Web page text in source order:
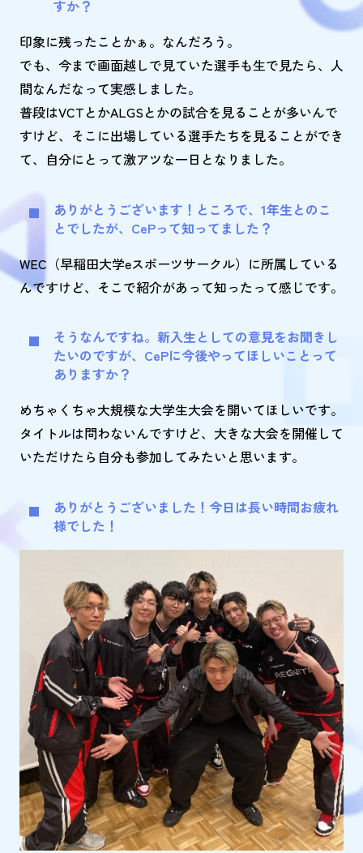
すか？
印象に残ったことかぁ。なんだろう。
でも、今まで画面越しで見ていた選手も生で見たら、人
間なんだなって実感しました。
普段はVCTとかALGSとかの試合を見ることが多いんで
すけど、そこに出場している選手たちを見ることができ
て、自分にとって激アツな一日となりました。
ありがとうございます！ところで、1年生とのこ
とでしたが、CePって知ってました？
WEC（早稲田大学eスポーツサークル）に所属している
んですけど、そこで紹介があって知ったって感じです。
そうなんですね。新入生としての意見をお聞きし
たいのですが、CePに今後やってほしいことって
ありますか？
めちゃくちゃ大規模な大学生大会を開いてほしいです。
タイトルは問わないんですけど、大きな大会を開催して
いただけたら自分も参加してみたいと思います。
ありがとうございました！今日は長い時間お疲れ
様でした！